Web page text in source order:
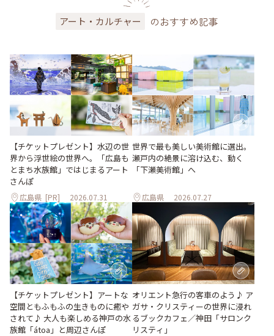
アート・カルチャー のおすすめ記事
【チケットプレゼント】水辺の世
界から浮世絵の世界へ。「広島も
とまち水族館」ではじまるアート
さんぽ
広島県 [PR] 2026.07.31
世界で最も美しい美術館に選出。
瀬戸内の絶景に溶け込む、動く
「下瀬美術館」へ
広島県 2026.07.27
【チケットプレゼント】アートな
空間ともふもふの生きものに癒や
されて♪ 大人も楽しめる神戸の水
族館「átoa」と周辺さんぽ
オリエント急行の客車のよう♪ ア
ガサ・クリスティーの世界に浸れ
るブックカフェ／神田「サロンク
リスティ」